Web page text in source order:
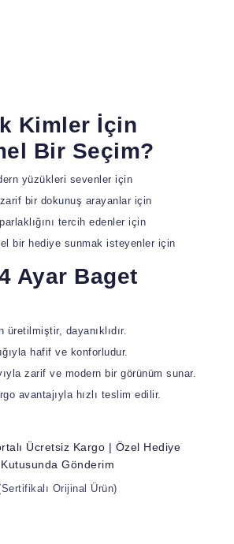
Kimler İçin
Bir Seçim?
yüzükleri sevenler için
bir dokunuş arayanlar için
tercih edenler için
bir hediye sunmak isteyenler için
Ayar Baget
üretilmiştir, dayanıklıdır.
hafif ve konforludur.
zarif ve modern bir görünüm sunar.
avantajıyla hızlı teslim edilir.
Ücretsiz Kargo | Özel Hediye
Kutusunda Gönderim
Orijinal Ürün)